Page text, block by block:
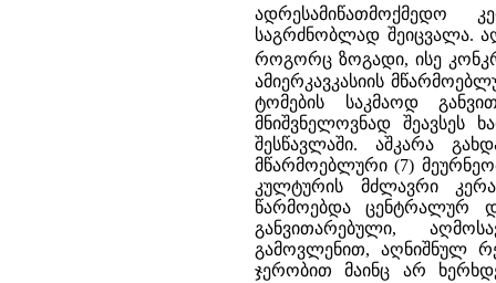
ადრესამიწათმოქმედო
საგრძნობლად შეიცვალა.
როგორც ზოგადი, ისე
ამიერკავკასიის
ტომების საკმაოდ
მნიშვნელოვნად შეავსეს
შესწავლაში. აშკარა
მწარმოებლური (7)
კულტურის მძლავრი
წარმოებდა ცენტრალურ
განვითარებული,
გამოვლენით, აღნიშნულ
ჯერობით მაინც არ